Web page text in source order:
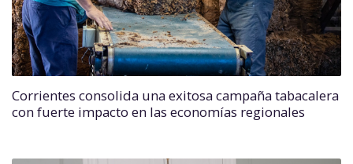
Corrientes consolida una exitosa campaña tabacalera
con fuerte impacto en las economías regionales